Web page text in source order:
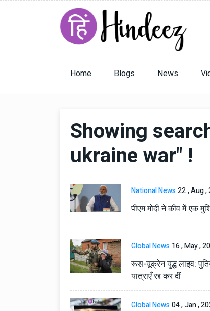
Home Blogs News
Showing
ukraine war" !
National News22 , Aug ,
पीएम मोदी ने कीव में एक
Global News 16 , May ,
रूस-यूक्रेन युद्ध लाइव:
यात्राएँ रद्द कर दीं
Global News04 , Jan ,